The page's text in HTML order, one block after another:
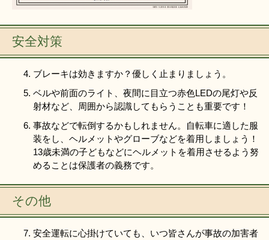
安全対策
ブレーキは効きますか？優しく止まりましょう。
ベルや前面のライト、夜間に目立つ赤色LEDの尾灯や反
射材など、周囲から認識してもらうことも重要です！
事故などで転倒するかもしれません。自転車に適した服
装をし、ヘルメットやグローブなどを着用しましょう！
13歳未満の子どもなどにヘルメットを着用させるよう努
めることは保護者の義務です。
その他
安全運転に心掛けていても、いつ皆さんが事故の加害者